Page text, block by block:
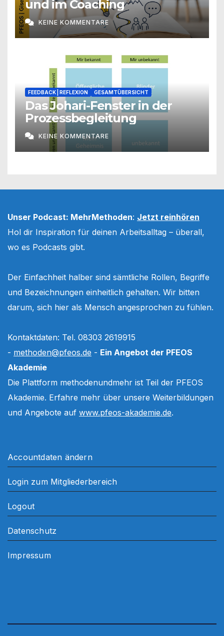
und im Coaching
KEINE KOMMENTARE
FEEDBACK | REFLEXION GESAMTÜBERSICHT
Das Johari-Fenster in der
Prozessbegleitung
KEINE KOMMENTARE
Unser Podcast: MehrMethoden: Jetzt reinhören
Hol dir Inspiration für deinen Arbeitsalltag – überall,
wo es Podcasts gibt.
Der Einfachheit halber sind sämtliche Rollen, Begriffe
und Bezeichnungen einheitlich gehalten. Wir bitten
darum, sich hier als Mensch angesprochen zu fühlen.
Kontaktdaten: Tel. 08303 2619915
- methoden@pfeos.de - Ein Angebot der PFEOS
Akademie
Die Plattform methodenundmehr ist Teil der PFEOS
Akademie. Erfahre mehr über unsere Weiterbildungen
und Angebote auf www.pfeos-akademie.de.
Accountdaten ändern
Login zum Mitgliederbereich
Logout
Datenschutz
Impressum